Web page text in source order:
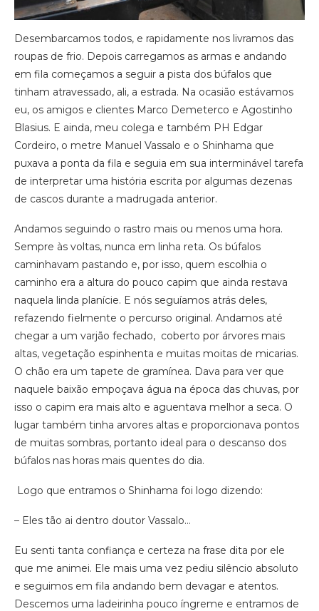
Desembarcamos todos, e rapidamente nos livramos das
roupas de frio. Depois carregamos as armas e andando
em fila começamos a seguir a pista dos búfalos que
tinham atravessado, ali, a estrada. Na ocasião estávamos
eu, os amigos e clientes Marco Demeterco e Agostinho
Blasius. E ainda, meu colega e também PH Edgar
Cordeiro, o metre Manuel Vassalo e o Shinhama que
puxava a ponta da fila e seguia em sua interminável tarefa
de interpretar uma história escrita por algumas dezenas
de cascos durante a madrugada anterior.
Andamos seguindo o rastro mais ou menos uma hora.
Sempre às voltas, nunca em linha reta. Os búfalos
caminhavam pastando e, por isso, quem escolhia o
caminho era a altura do pouco capim que ainda restava
naquela linda planície. E nós seguíamos atrás deles,
refazendo fielmente o percurso original. Andamos até
chegar a um varjão fechado, coberto por árvores mais
altas, vegetação espinhenta e muitas moitas de micarias.
O chão era um tapete de gramínea. Dava para ver que
naquele baixão empoçava água na época das chuvas, por
isso o capim era mais alto e aguentava melhor a seca. O
lugar também tinha arvores altas e proporcionava pontos
de muitas sombras, portanto ideal para o descanso dos
búfalos nas horas mais quentes do dia.
Logo que entramos o Shinhama foi logo dizendo:
– Eles tão ai dentro doutor Vassalo…
Eu senti tanta confiança e certeza na frase dita por ele
que me animei. Ele mais uma vez pediu silêncio absoluto
e seguimos em fila andando bem devagar e atentos.
Descemos uma ladeirinha pouco íngreme e entramos de